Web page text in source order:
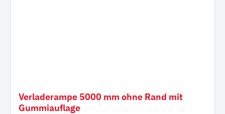
Verladerampe 5000 mm ohne Rand mit
Gummiauflage